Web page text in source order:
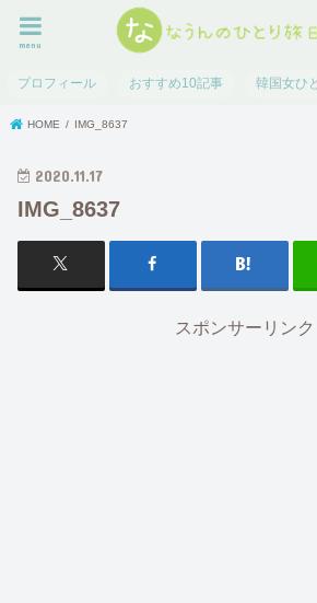
menu
プロフィール おすすめ10記事 韓国女ひ
HOME IMG_8637
2020.11.17
IMG_8637
スポンサーリンク